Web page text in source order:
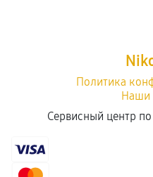
Политика
Наши
Сервисный центр